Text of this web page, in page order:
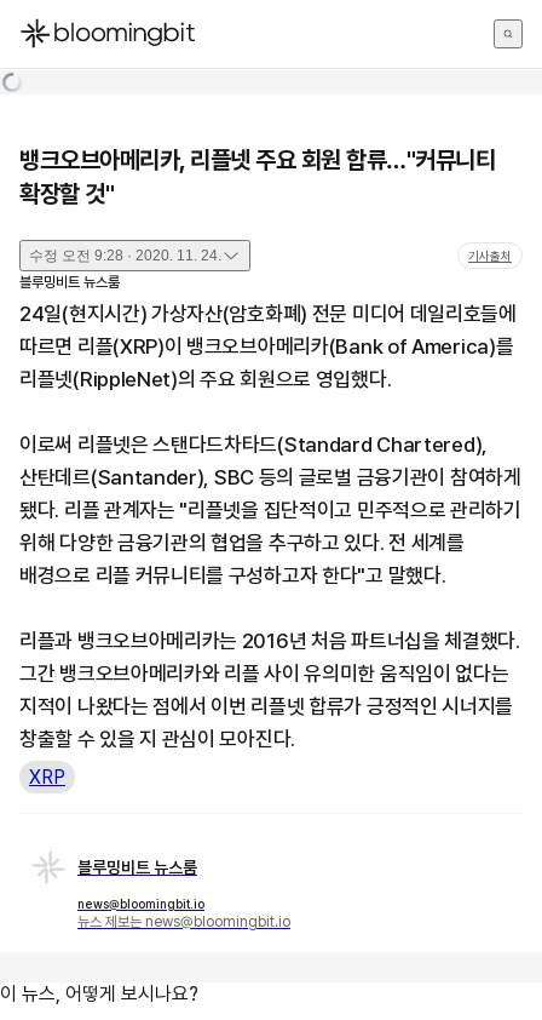
한국어
뱅크오브아메리카, 리플넷 주요 회원 합류…"커뮤니티
확장할 것"
수정 오전 9:28 · 2020. 11. 24. 기사출처
블루밍비트 뉴스룸
24일(현지시간) 가상자산(암호화폐) 전문 미디어 데일리호들에
따르면 리플(XRP)이 뱅크오브아메리카(Bank of America)를
리플넷(RippleNet)의 주요 회원으로 영입했다.
이로써 리플넷은 스탠다드차타드(Standard Chartered),
산탄데르(Santander), SBC 등의 글로벌 금융기관이 참여하게
됐다. 리플 관계자는 "리플넷을 집단적이고 민주적으로 관리하기
위해 다양한 금융기관의 협업을 추구하고 있다. 전 세계를
배경으로 리플 커뮤니티를 구성하고자 한다"고 말했다.
리플과 뱅크오브아메리카는 2016년 처음 파트너십을 체결했다.
그간 뱅크오브아메리카와 리플 사이 유의미한 움직임이 없다는
지적이 나왔다는 점에서 이번 리플넷 합류가 긍정적인 시너지를
창출할 수 있을 지 관심이 모아진다.
XRP
블루밍비트 뉴스룸
news@bloomingbit.io
뉴스 제보는 news@bloomingbit.io
이 뉴스, 어떻게 보시나요?